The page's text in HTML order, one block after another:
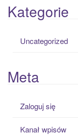
Kategorie
Uncategorized
Meta
Zaloguj się
Kanał wpisów